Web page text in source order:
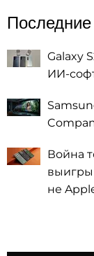
Последние
Galaxy
ИИ-
Война
не